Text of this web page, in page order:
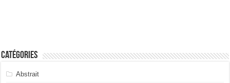
Catégories
Abstrait